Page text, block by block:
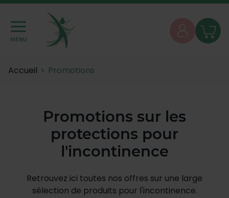
MENU
Accueil Promotions
Promotions sur les
protections pour
l'incontinence
Retrouvez ici toutes nos offres sur une large
sélection de produits pour l'incontinence.